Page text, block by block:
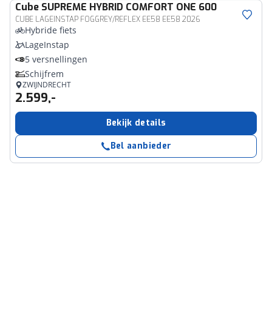
Cube SUPREME HYBRID COMFORT ONE 600
CUBE LAGEINSTAP FOGGREY/REFLEX EE58 EE58 2026
Hybride fiets
LageInstap
5 versnellingen
Schijfrem
ZWIJNDRECHT
2.599,-
Bekijk details
Bel aanbieder